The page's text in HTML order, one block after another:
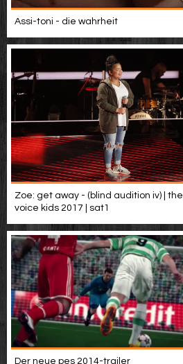
Assi-toni - die wahrheit
Zoe: get away - (blind audition iv) | the
voice kids 2017 | sat1
Der neue pes 2014-trailer